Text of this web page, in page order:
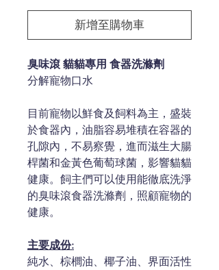
新增至購物車
臭味滾 貓貓專用 食器洗滌劑
分解寵物口水
目前寵物以鮮食及飼料為主，盛裝
於食器內，油脂容易堆積在容器的
孔隙內，不易察覺，進而滋生大腸
桿菌和金黃色葡萄球菌，影響貓貓
健康。飼主們可以使用能徹底洗淨
的臭味滾食器洗滌劑，照顧寵物的
健康。
主要成份:
純水、棕櫚油、椰子油、界面活性